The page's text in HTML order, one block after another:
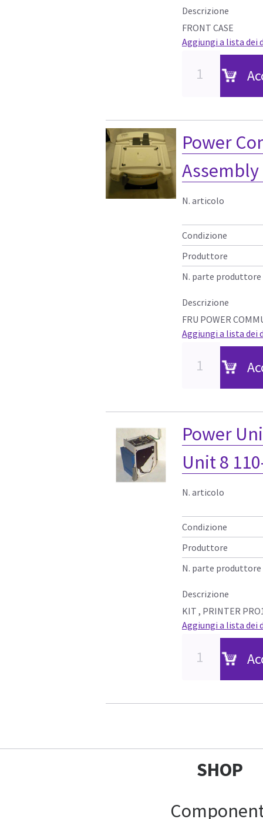
Descrizione
FRONT CASE
Aggiungi a lista dei
Power
Assembly
N. articolo
Condizione
Produttore
N. parte produttore
Descrizione
FRU POWER
Aggiungi a lista dei
Power
Unit 8
N. articolo
Condizione
Produttore
N. parte produttore
Descrizione
KIT , PRINTER
Aggiungi a lista dei
SHOP